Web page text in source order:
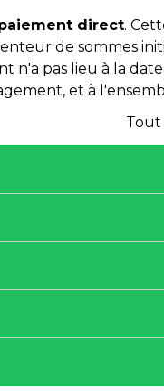
direct.
de sommes
n'a pas lieu à la
et à